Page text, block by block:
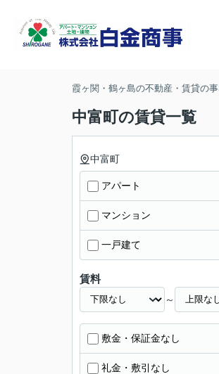
霞ヶ関・鶴ヶ島の不動産・賃貸の
中富町の賃貸一覧
中富町
アパート
マンション
一戸建て
賃料
～
敷金・保証金なし
礼金・敷引なし